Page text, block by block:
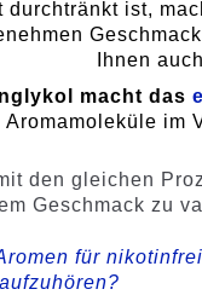
durchtränkt ist,
Ihnen
macht das
Aromamoleküle im
den gleichen
Geschmack zu
für